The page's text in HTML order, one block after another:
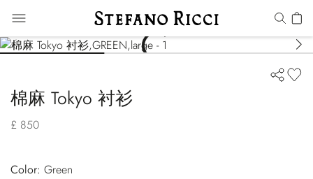
棉麻 Tokyo 衬衫
£ 850
Color:
green